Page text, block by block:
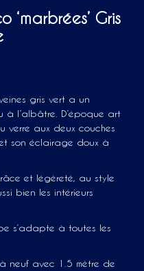
‘marbrées’ Gris
gris vert a un
à l’albâtre. D’époque art
verre aux deux couches
son éclairage doux à
et légèreté, au style
bien les intérieurs
s’adapte à toutes les
neuf avec 1.5 mètre de